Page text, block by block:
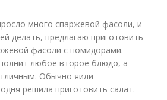
много спаржевой фасоли, и
делать, предлагаю приготовить
фасоли с помидорами.
любое второе блюдо, а
Обычно яили
решила приготовить салат.